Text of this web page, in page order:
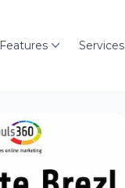
Features Services